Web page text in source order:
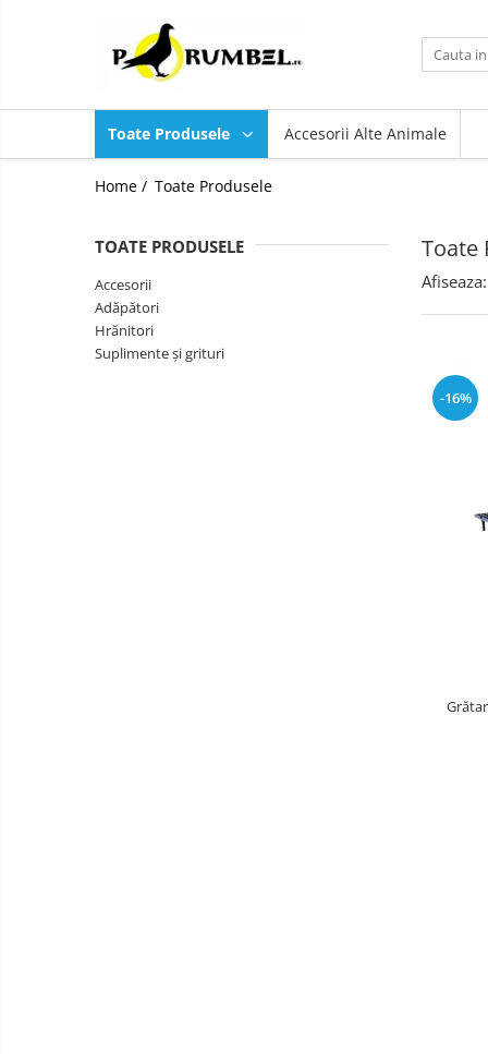
Toate Produsele
Toate Produsele Accesorii Alte Animale
Home / Toate Produsele
Toate
TOATE PRODUSELE
Accesorii
Adăpători
Hrănitori
Suplimente și grituri
Afiseaza:
-16%